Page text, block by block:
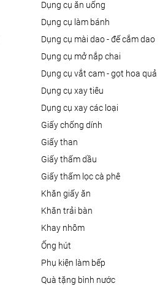
dụng cụ ăn uống
dụng cụ làm bánh
dụng cụ mài dao - đế cắm dao
dụng cụ mở nắp chai
dụng cụ vắt cam - gọt hoa quả
dụng cụ xay tiêu
dụng cụ xay các loại
giấy chống dính
giấy than
giấy thấm dầu
giấy thấm lọc cà phê
khăn giấy ăn
khăn trải bàn
khay nhôm
ống hút
phụ kiện làm bếp
quà tặng bình nước